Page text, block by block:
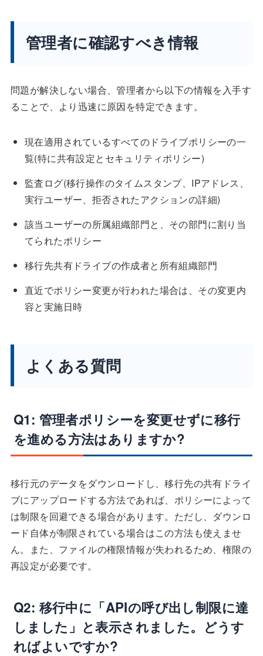
管理者に確認すべき情報
問題が解決しない場合、管理者から以下の情報を入手す
ることで、より迅速に原因を特定できます。
現在適用されているすべてのドライブポリシーの一
覧(特に共有設定とセキュリティポリシー)
監査ログ(移行操作のタイムスタンプ、IPアドレス、
実行ユーザー、拒否されたアクションの詳細)
該当ユーザーの所属組織部門と、その部門に割り当
てられたポリシー
移行先共有ドライブの作成者と所有組織部門
直近でポリシー変更が行われた場合は、その変更内
容と実施日時
よくある質問
Q1: 管理者ポリシーを変更せずに移行
を進める方法はありますか?
移行元のデータをダウンロードし、移行先の共有ドライ
ブにアップロードする方法であれば、ポリシーによって
は制限を回避できる場合があります。ただし、ダウンロ
ード自体が制限されている場合はこの方法も使えませ
ん。また、ファイルの権限情報が失われるため、権限の
再設定が必要です。
Q2: 移行中に「APIの呼び出し制限に達
しました」と表示されました。どうす
ればよいですか?